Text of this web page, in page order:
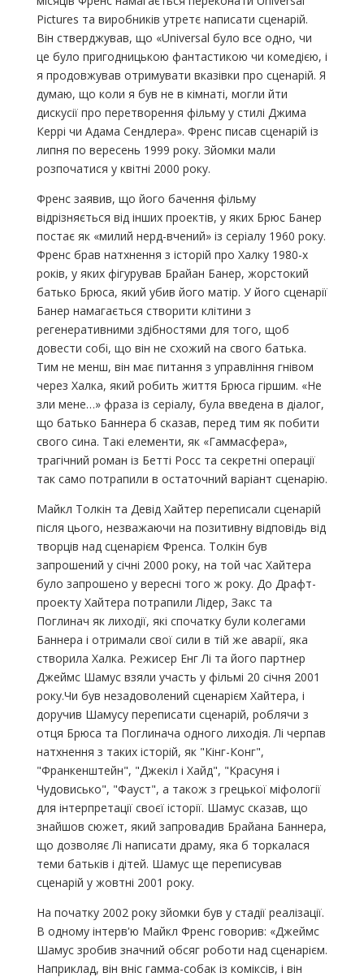
Pictures та виробників утретє написати сценарій.
Він стверджував, що «Universal було все одно, чи
це було пригодницькою фантастикою чи комедією, і
я продовжував отримувати вказівки про сценарій. Я
думаю, що коли я був не в кімнаті, могли йти
дискусії про перетворення фільму у стилі Джима
Керрі чи Адама Сендлера». Френс писав сценарій із
липня по вересень 1999 року. Зйомки мали
розпочатися у квітні 2000 року.
Френс заявив, що його бачення фільму
відрізняється від інших проектів, у яких Брюс Банер
постає як «милий нерд-вчений» із серіалу 1960 року.
Френс брав натхнення з історій про Халку 1980-х
років, у яких фігурував Брайан Банер, жорстокий
батько Брюса, який убив його матір. У його сценарії
Банер намагається створити клітини з
регенеративними здібностями для того, щоб
довести собі, що він не схожий на свого батька.
Тим не менш, він має питання з управління гнівом
через Халка, який робить життя Брюса гіршим. «Не
зли мене…» фраза із серіалу, була введена в діалог,
що батько Баннера б сказав, перед тим як побити
свого сина. Такі елементи, як «Гаммасфера»,
трагічний роман із Бетті Росс та секретні операції
так само потрапили в остаточний варіант сценарію.
Майкл Толкін та Девід Хайтер переписали сценарій
після цього, незважаючи на позитивну відповідь від
творців над сценарієм Френса. Толкін був
запрошений у січні 2000 року, на той час Хайтера
було запрошено у вересні того ж року. До Драфт-
проекту Хайтера потрапили Лідер, Закс та
Поглинач як лиходії, які спочатку були колегами
Баннера і отримали свої сили в тій же аварії, яка
створила Халка. Режисер Енг Лі та його партнер
Джеймс Шамус взяли участь у фільмі 20 січня 2001
року.Чи був незадоволений сценарієм Хайтера, і
доручив Шамусу переписати сценарій, роблячи з
отця Брюса та Поглинача одного лиходія. Лі черпав
натхнення з таких історій, як "Кінг-Конг",
"Франкенштейн", "Джекіл і Хайд", "Красуня і
Чудовисько", "Фауст", а також з грецької міфології
для інтерпретації своєї історії. Шамус сказав, що
знайшов сюжет, який запровадив Брайана Баннера,
що дозволяє Лі написати драму, яка б торкалася
теми батьків і дітей. Шамус ще переписував
сценарій у жовтні 2001 року.
На початку 2002 року зйомки був у стадії реалізації.
В одному інтерв'ю Майкл Френс говорив: «Джеймс
Шамус зробив значний обсяг роботи над сценарієм.
Наприклад, він вніс гамма-собак із коміксів, і він